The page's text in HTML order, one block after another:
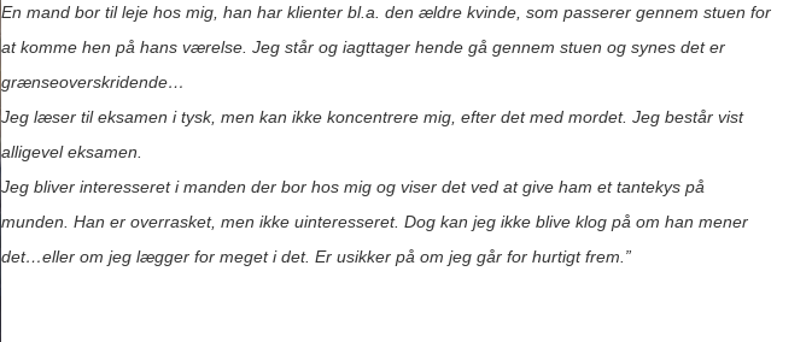
En mand bor til leje hos mig, han har klienter bl.a. den ældre kvinde, som passerer gennem stuen for
at komme hen på hans værelse. Jeg står og iagttager hende gå gennem stuen og synes det er
grænseoverskridende…
Jeg læser til eksamen i tysk, men kan ikke koncentrere mig, efter det med mordet. Jeg består vist
alligevel eksamen.
Jeg bliver interesseret i manden der bor hos mig og viser det ved at give ham et tantekys på
munden. Han er overrasket, men ikke uinteresseret. Dog kan jeg ikke blive klog på om han mener
det…eller om jeg lægger for meget i det. Er usikker på om jeg går for hurtigt frem.”